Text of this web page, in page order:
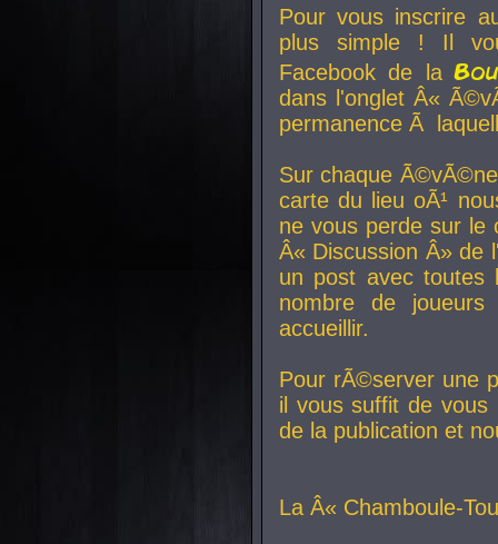
Pour vous inscrire
plus simple ! Il
Facebook de la
dans l'onglet Â«
permanence Ã
Sur chaque
carte du lieu oÃ¹
ne vous perde sur le
Â« Discussion Â» de
un post avec toutes
nombre de
accueillir.
Pour rÃ©server une
il vous suffit de vous
de la publication et
La Â« Chamboule-